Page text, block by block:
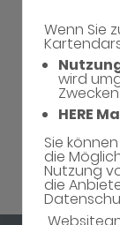
Wenn Sie
wird
HERE
Sie
die
Nutzung
die